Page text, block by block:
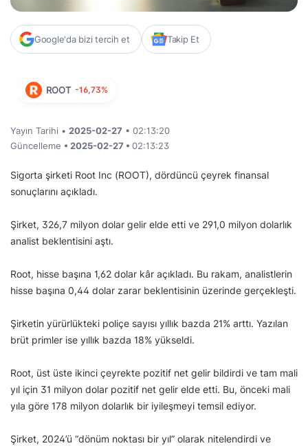
Google'da bizi tercih et Takip Et
ROOT -16,73%
Yayın Tarihi • 2025-02-27 • 02:13:20
Güncelleme • 2025-02-27 • 02:13:23
Sigorta şirketi Root Inc (ROOT), dördüncü çeyrek finansal
sonuçlarını açıkladı.
Şirket, 326,7 milyon dolar gelir elde etti ve 291,0 milyon dolarlık
analist beklentisini aştı.
Root, hisse başına 1,62 dolar kâr açıkladı. Bu rakam, analistlerin
hisse başına 0,44 dolar zarar beklentisinin üzerinde gerçekleşti.
Şirketin yürürlükteki poliçe sayısı yıllık bazda 21% arttı. Yazılan
brüt primler ise yıllık bazda 18% yükseldi.
Root, üst üste ikinci çeyrekte pozitif net gelir bildirdi ve tam mali
yıl için 31 milyon dolar pozitif net gelir elde etti. Bu, önceki mali
yıla göre 178 milyon dolarlık bir iyileşmeyi temsil ediyor.
Şirket, 2024’ü “dönüm noktası bir yıl” olarak nitelendirdi ve